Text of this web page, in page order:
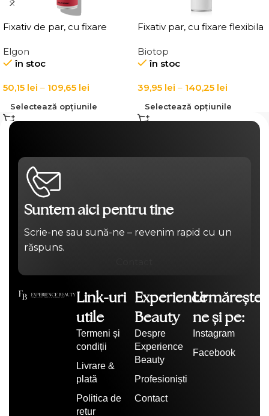
Fixativ de par, cu fixare
Fix It Hairspray
Elgon
în stoc
50,15 lei – 109,65 lei
Selectează opțiunile
Fixativ par, cu fixare flexibila
Hairspray
Biotop
în stoc
39,95 lei – 140,25 lei
Selectează opțiunile
Suntem aici pentru tine
Scrie-ne sau sună-ne – revenim rapid cu un
răspuns.
Link-uri
utile
Termeni și
condiții
Livrare &
plată
Politica de
retur
Experience
Beauty
Despre
Experience
Beauty
Profesioniști
Contact
Urmărește-
ne și pe:
Instagram
Facebook